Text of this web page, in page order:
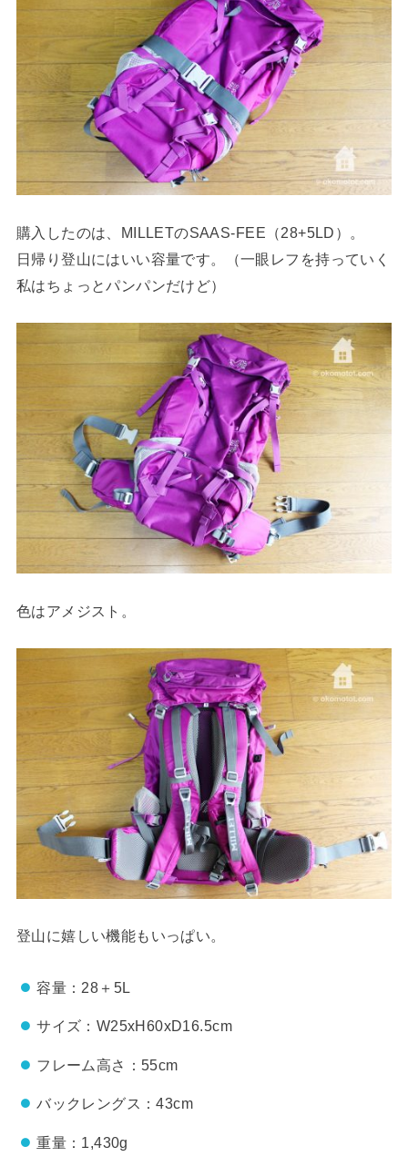
購入したのは、MILLETのSAAS-FEE（28+5LD）。
日帰り登山にはいい容量です。（一眼レフを持っていく
私はちょっとパンパンだけど）
色はアメジスト。
登山に嬉しい機能もいっぱい。
容量：28＋5L
サイズ：W25xH60xD16.5cm
フレーム高さ：55cm
バックレングス：43cm
重量：1,430g